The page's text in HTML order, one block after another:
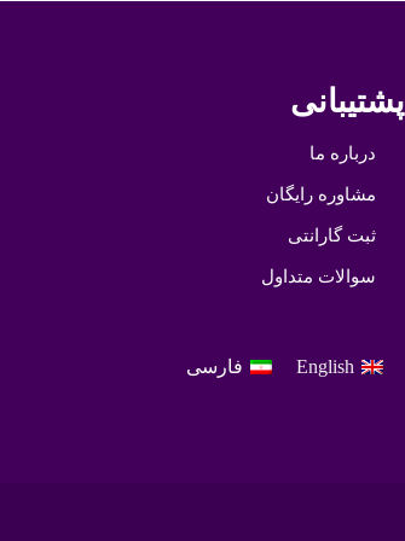
پشتیبانی
درباره ما
مشاوره رایگان
ثبت گارانتی
سوالات متداول
English فارسی